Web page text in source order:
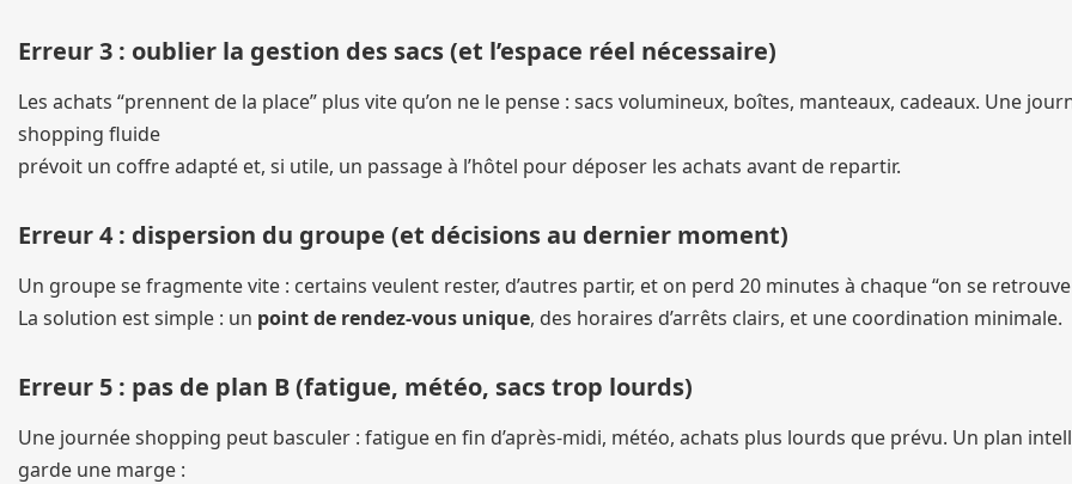
Erreur 3 : oublier la gestion des sacs (et l’espace réel nécessaire)
Les achats “prennent de la place” plus vite qu’on ne le pense : sacs volumineux, boîtes, manteaux, cadeaux. Une
shopping fluide
prévoit un coffre adapté et, si utile, un passage à l’hôtel pour déposer les achats avant de repartir.
Erreur 4 : dispersion du groupe (et décisions au dernier moment)
Un groupe se fragmente vite : certains veulent rester, d’autres partir, et on perd 20 minutes à chaque “on se retrouve
La solution est simple : un point de rendez-vous unique, des horaires d’arrêts clairs, et une coordination minimale.
Erreur 5 : pas de plan B (fatigue, météo, sacs trop lourds)
Une journée shopping peut basculer : fatigue en fin d’après-midi, météo, achats plus lourds que prévu. Un plan
garde une marge :